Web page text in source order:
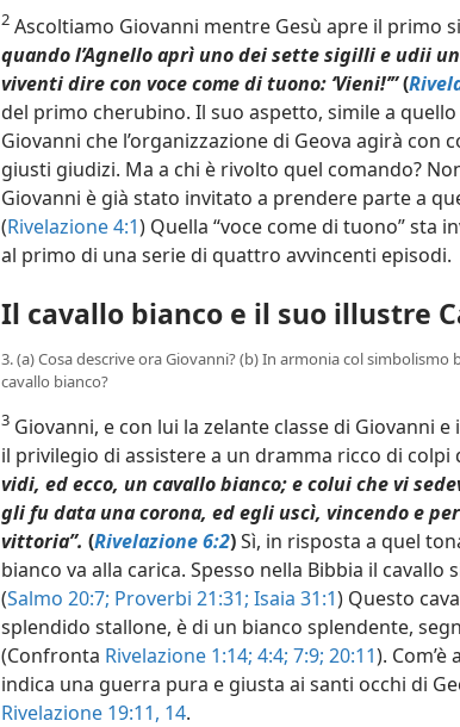
2 Ascoltiamo Giovanni mentre Gesù apre il primo
quando l’Agnello aprì uno dei sette sigilli e udii
viventi dire con voce come di tuono: ‘Vieni!’”(
del primo cherubino. Il suo aspetto, simile a
Giovanni che l’organizzazione di Geova agirà con
giusti giudizi. Ma a chi è rivolto quel comando?
Giovanni è già stato invitato a prendere parte a
(Rivelazione 4:1) Quella “voce come di tuono” sta
al primo di una serie di quattro avvincenti episodi.
Il cavallo bianco e il suo illustre
3. (a) Cosa descrive ora Giovanni? (b) In armonia col
cavallo bianco?
3 Giovanni, e con lui la zelante classe di Giovanni
il privilegio di assistere a un dramma ricco di colpi
vidi, ed ecco, un cavallo bianco; e colui che vi
gli fu data una corona, ed egli uscì, vincendo e
vittoria”. (Rivelazione 6:2)Sì, in risposta a quel
bianco va alla carica. Spesso nella Bibbia il cavallo
(Salmo 20:7; Proverbi 21:31; Isaia 31:1) Questo
splendido stallone, è di un bianco splendente,
(Confronta Rivelazione 1:14; 4:4; 7:9; 20:11).
indica una guerra pura e giusta ai santi occhi di
Rivelazione 19:11, 14.